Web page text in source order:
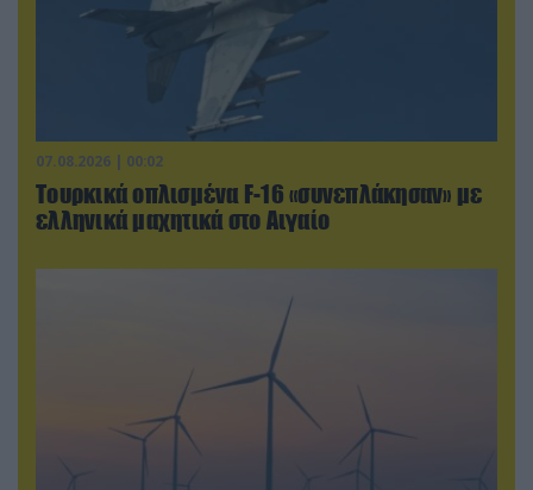
07.08.2026 | 00:02
Τουρκικά οπλισμένα F-16 «συνεπλάκησαν» με
ελληνικά μαχητικά στο Αιγαίο